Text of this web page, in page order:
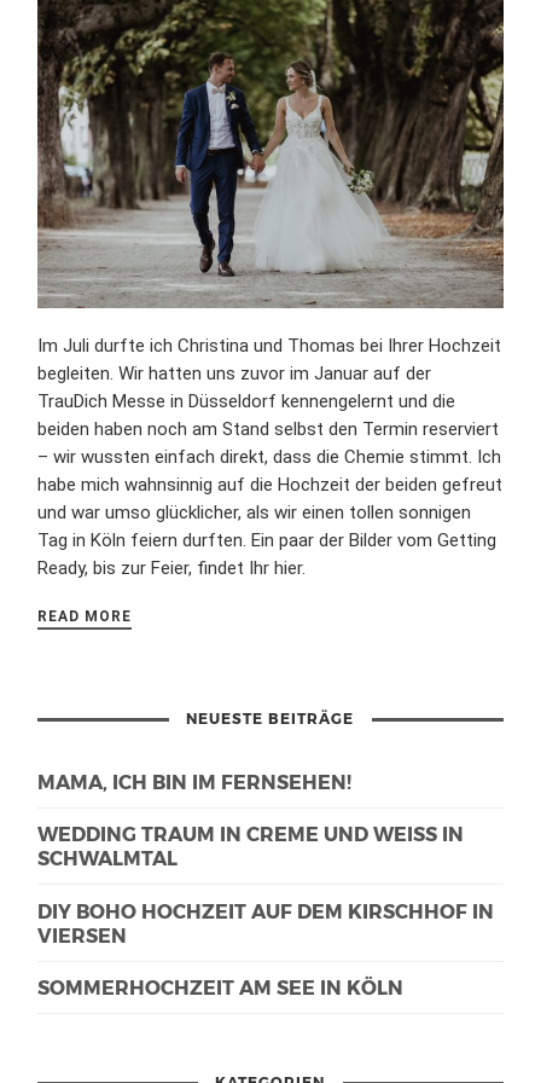
Im Juli durfte ich Christina und Thomas bei Ihrer Hochzeit
begleiten. Wir hatten uns zuvor im Januar auf der
TrauDich Messe in Düsseldorf kennengelernt und die
beiden haben noch am Stand selbst den Termin reserviert
– wir wussten einfach direkt, dass die Chemie stimmt. Ich
habe mich wahnsinnig auf die Hochzeit der beiden gefreut
und war umso glücklicher, als wir einen tollen sonnigen
Tag in Köln feiern durften. Ein paar der Bilder vom Getting
Ready, bis zur Feier, findet Ihr hier.
READ MORE
NEUESTE BEITRÄGE
MAMA, ICH BIN IM FERNSEHEN!
WEDDING TRAUM IN CREME UND WEISS IN S
CHWALMTAL
DIY BOHO HOCHZEIT AUF DEM KIRSCHHOF IN
VIERSEN
SOMMERHOCHZEIT AM SEE IN KÖLN